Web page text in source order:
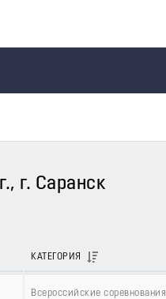
г. Саранск
КАТЕГОРИЯ
Всероссийские соревнования